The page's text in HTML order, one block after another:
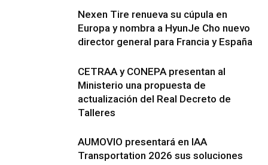
Nexen Tire renueva su cúpula en
Europa y nombra a HyunJe Cho nuevo
director general para Francia y España
CETRAA y CONEPA presentan al
Ministerio una propuesta de
actualización del Real Decreto de
Talleres
AUMOVIO presentará en IAA
Transportation 2026 sus soluciones